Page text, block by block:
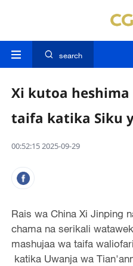
search
Xi kutoa
taifa katika Siku
00:52:15 2025-09-29
Rais wa China Xi Jinping
chama na serikali
mashujaa wa taifa
katika Uwanja wa